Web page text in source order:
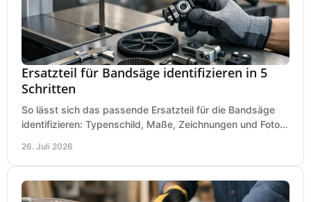
Ersatzteil für Bandsäge identifizieren in 5
Schritten
So lässt sich das passende Ersatzteil für die Bandsäge
identifizieren: Typenschild, Maße, Zeichnungen und Fotos
26. Juli 2026